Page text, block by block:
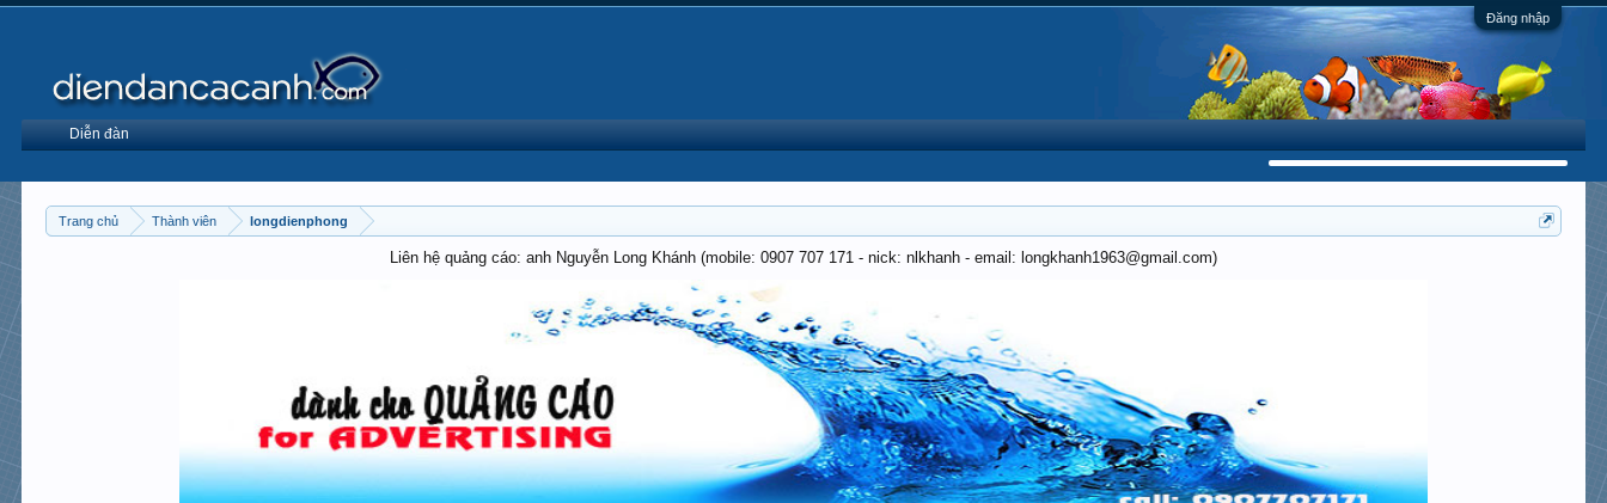
Đăng nhập
Trang chủ Thành viên longdienphong
Liên hệ quảng cáo: anh Nguyễn Long Khánh (mobile: 0907 707 171 - nick: nlkhanh - email: longkhanh1963@gmail.com)
Diễn đàn